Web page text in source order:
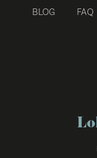
BLOG FAQ